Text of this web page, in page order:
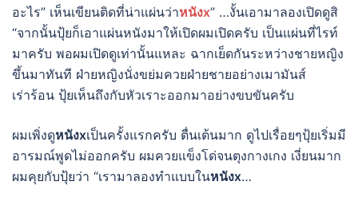
อะไร” เห็นเขียนติดที่น่าแผ่นว่าหนังx” …งั้นเอามาลองเปิดดูสิ
“จากนั้นปุ้ยก็เอาแผ่นหนังมาให้เปิดผมเปิดครับ เป็นแผ่นที่ไรท์
มาครับ พอผมเปิดดูเท่านั้นแหละ ฉากเย็ดกันระหว่างชายหญิง
ขึ้นมาทันที ฝ่ายหญิงนั่งขย่มควยฝ่ายชายอย่างเมามันส์
เร่าร้อน ปุ้ยเห็นถึงกับหัวเราะออกมาอย่างขบขันครับ
ผมเพิ่งดูหนังxเป็นครั้งแรกครับ ตื่นเต้นมาก ดูไปเรื่อยๆปุ้ยเริ่มมี
อารมณ์พูดไม่ออกครับ ผมควยแข็งโด่จนตุงกางเกง เงี่ยนมาก
ผมคุยกับปุ้ยว่า “เรามาลองทำแบบในหนังx…